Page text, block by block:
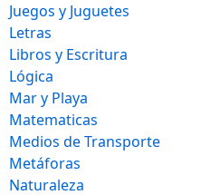
Juegos y Juguetes
Letras
Libros y Escritura
Lógica
Mar y Playa
Matematicas
Medios de Transporte
Metáforas
Naturaleza